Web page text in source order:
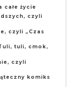
całe życie
czyli
czyli „Czas
tuli, cmok,
czyli
komiks